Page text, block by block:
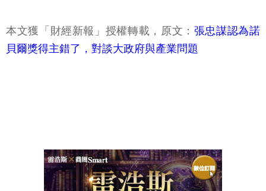
本文獲「財經新報」授權轉載，原文： 張忠謀認為諾
貝爾獎得主錯了，對談大政府與產業問題